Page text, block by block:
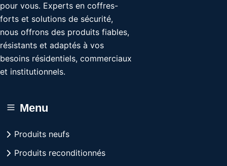
pour vous. Experts en coffres-
forts et solutions de sécurité,
nous offrons des produits fiables,
résistants et adaptés à vos
besoins résidentiels, commerciaux
et institutionnels.
Menu
Produits neufs
Produits reconditionnés